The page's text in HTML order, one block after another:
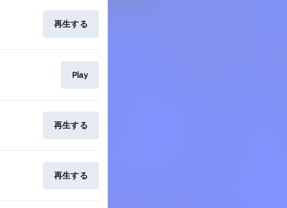
再生する
Play
再生する
再生する